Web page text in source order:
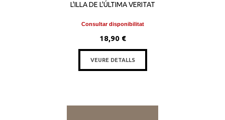
L'ILLA DE L'ÚLTIMA VERITAT
Consultar disponibilitat
18,90 €
VEURE DETALLS